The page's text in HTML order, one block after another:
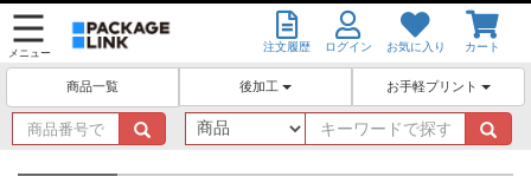
メニュー 注文履歴 ログイン お気に入り カート
商品一覧 後加工 お手軽プリント
商
品
番
キ
ー
ワ